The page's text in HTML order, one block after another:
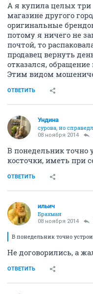
А я купила целых три
магазине другого
оригинальные
потому я ничего не
почтой, то
продавец вернуть
отказался,
Этим видом
ОТВЕТИТЬ
Ундинa
сурова, но
08 ноября 2014
В понедельник точно
косточки, иметь при
ОТВЕТИТЬ
ильич
Брахман
08 ноября 2014
В понедельник точно
Не договорились, а
ОТВЕТИТЬ